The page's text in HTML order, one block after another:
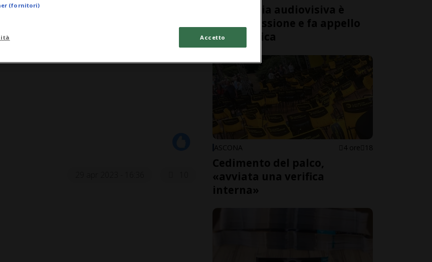
L'industria audiovisiva è
sotto pressione e fa appello
alla politica
ASCONA 4 ore 18
Cedimento del palco,
«avviata una verifica
interna»
(fornitori)
Accetto